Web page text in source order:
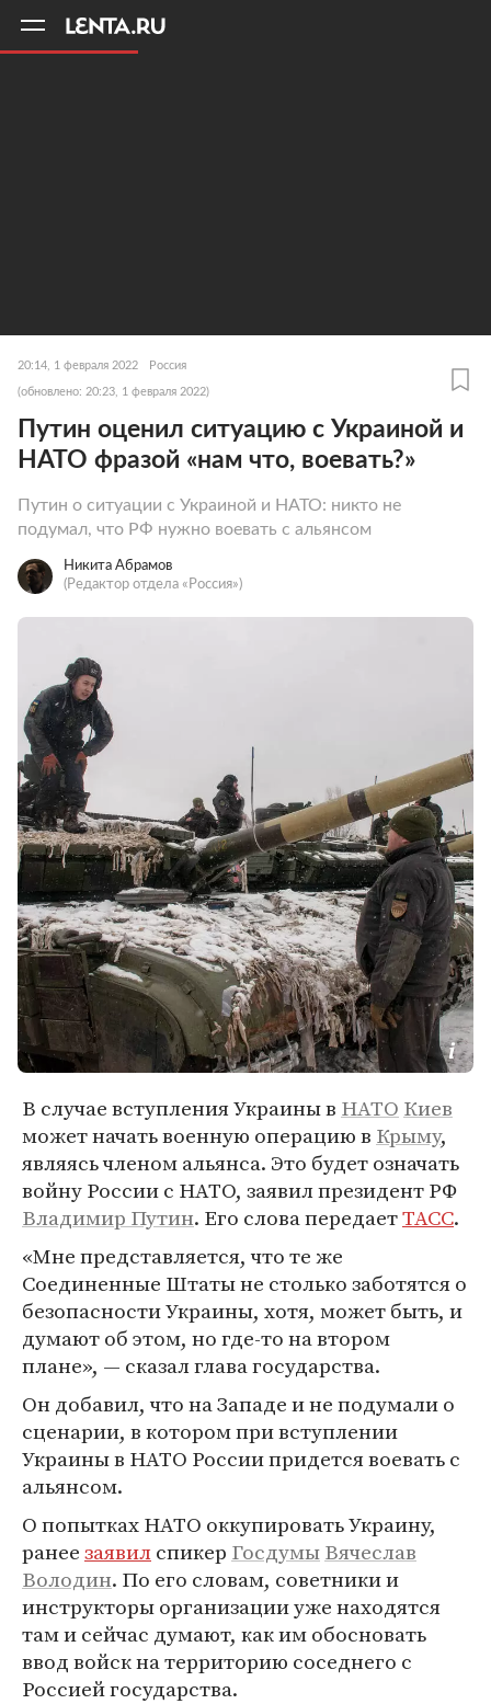
20:14, 1 февраля 2022 Россия
(обновлено: 20:23, 1 февраля 2022)
Путин оценил ситуацию с Украиной и
НАТО фразой «нам что, воевать?»
Путин о ситуации с Украиной и НАТО: никто не
подумал, что РФ нужно воевать с альянсом
Никита Абрамов
(Редактор отдела «Россия»)
В случае вступления Украины в НАТО Киев
может начать военную операцию в Крыму,
являясь членом альянса. Это будет означать
войну России с НАТО, заявил президент РФ
Владимир Путин. Его слова передаетТАСС.
«Мне представляется, что те же
Соединенные Штаты не столько заботятся о
безопасности Украины, хотя, может быть, и
думают об этом, но где-то на втором
плане», — сказал глава государства.
Он добавил, что на Западе и не подумали о
сценарии, в котором при вступлении
Украины в НАТО России придется воевать с
альянсом.
О попытках НАТО оккупировать Украину,
ранеезаявилспикер ГосдумыВячеслав
Володин. По его словам, советники и
инструкторы организации уже находятся
там и сейчас думают, как им обосновать
ввод войск на территорию соседнего с
Россией государства.